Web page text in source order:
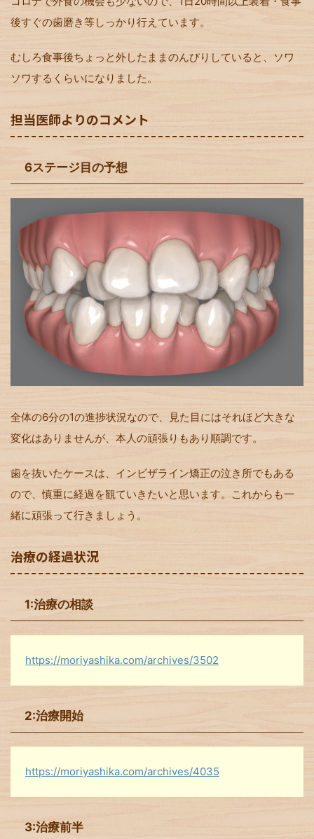
後すぐの歯磨き等しっかり行えています。
むしろ食事後ちょっと外したままのんびりしていると、ソワ
ソワするくらいになりました。
担当医師よりのコメント
6ステージ目の予想
全体の6分の1の進捗状況なので、見た目にはそれほど大きな
変化はありませんが、本人の頑張りもあり順調です。
歯を抜いたケースは、インビザライン矯正の泣き所でもある
ので、慎重に経過を観ていきたいと思います。これからも一
緒に頑張って行きましょう。
治療の経過状況
1:治療の相談
https://moriyashika.com/archives/3502
2:治療開始
https://moriyashika.com/archives/4035
3:治療前半